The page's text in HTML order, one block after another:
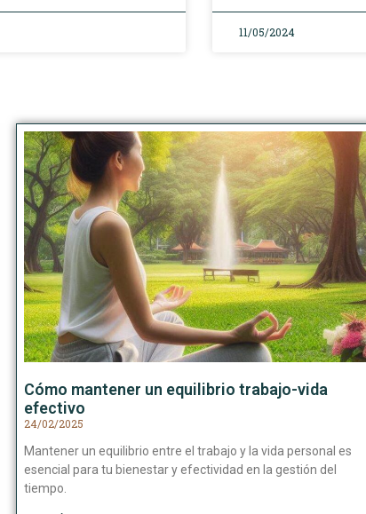
11/05/2024
Cómo mantener un equilibrio trabajo-vida
efectivo
24/02/2025
Mantener un equilibrio entre el trabajo y la vida personal es
esencial para tu bienestar y efectividad en la gestión del
tiempo.